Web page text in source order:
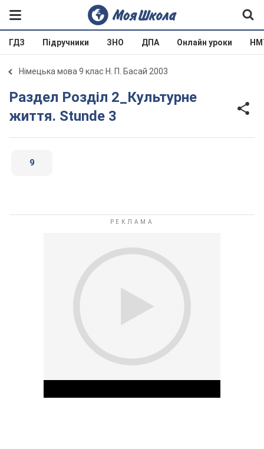
ГДЗ Підручники ЗНО ДПА Онлайн уроки
Німецька мова 9 клас Н. П. Басай 2003
Раздел Розділ 2_Культурне
життя. Stunde 3
9